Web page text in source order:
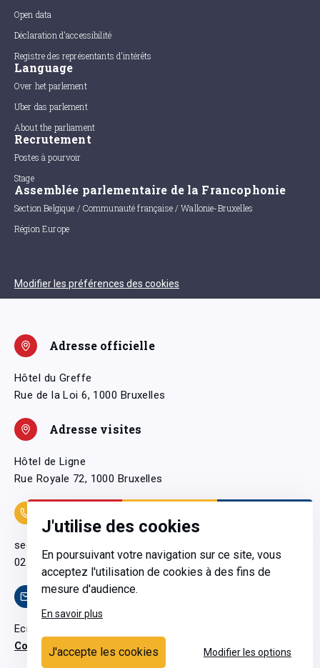
J'utilise des cookies
En poursuivant votre navigation sur ce site, vous
acceptez l'utilisation de cookies à des fins de
mesure d'audience.
En savoir plus
J'accepte les cookies Modifier les options
Open data
Déclaration d'accessibilité
Registre des représentants d'intérêts
Language
Over het parlement
Uber das parlement
About the parliament
Recrutement
Postes à pourvoir
Stage
Assemblée parlementaire de la Francophonie
Section Belgique / Communauté française / Wallonie-Bruxelles
Région Europe
Modifier les préférences des cookies
Adresse officielle
Hôtel du Greffe
Rue de la Loi 6, 1000 Bruxelles
Adresse visites
Hôtel de Ligne
Rue Royale 72, 1000 Bruxelles
secretariatgeneral@pfwb.be
02 506 38 11
Contact
Ecrivez-nous
Contactez-nous